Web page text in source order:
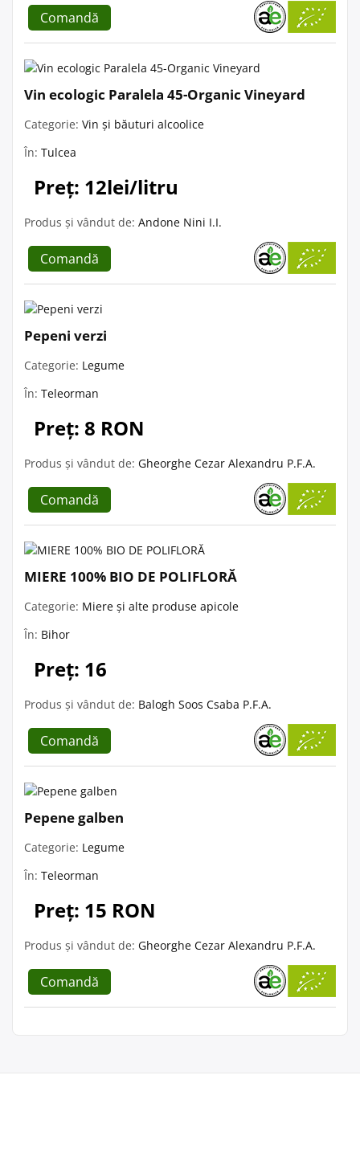
Comandă
Vin ecologic Paralela 45-Organic Vineyard
Categorie: Vin și băuturi alcoolice
În: Tulcea
Preț: 12lei/litru
Produs și vândut de: Andone Nini I.I.
Comandă
Pepeni verzi
Categorie: Legume
În: Teleorman
Preț: 8 RON
Produs și vândut de: Gheorghe Cezar Alexandru P.F.A.
Comandă
MIERE 100% BIO DE POLIFLORĂ
Categorie: Miere și alte produse apicole
În: Bihor
Preț: 16
Produs și vândut de: Balogh Soos Csaba P.F.A.
Comandă
Pepene galben
Categorie: Legume
În: Teleorman
Preț: 15 RON
Produs și vândut de: Gheorghe Cezar Alexandru P.F.A.
Comandă